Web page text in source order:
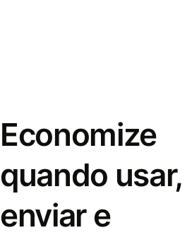
Economize
quando usar,
enviar e